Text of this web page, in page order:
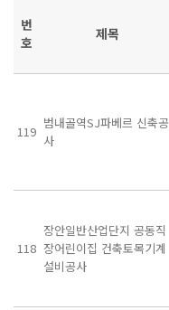
번
호
제목
119
범내골역SJ파베르 신축공
사
118
장안일반산업단지 공동직
장어린이집 건축토목기계
설비공사